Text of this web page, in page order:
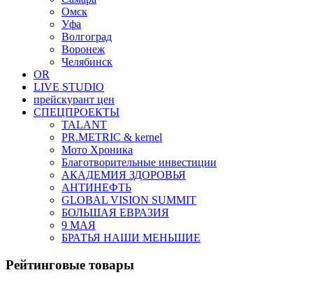
Омск
Уфа
Волгоград
Воронеж
Челябинск
OR
LIVE STUDIO
прейскурант цен
СПЕЦПРОЕКТЫ
TALANT
PR.METRIC & kernel
Мото Хроника
Благотворительные инвестиции
АКАДЕМИЯ ЗДОРОВЬЯ
АНТИНЕФТЬ
GLOBAL VISION SUMMIT
БОЛЬШАЯ ЕВРАЗИЯ
9 МАЯ
БРАТЬЯ НАШИ МЕНЬШИЕ
Рейтинговые товары